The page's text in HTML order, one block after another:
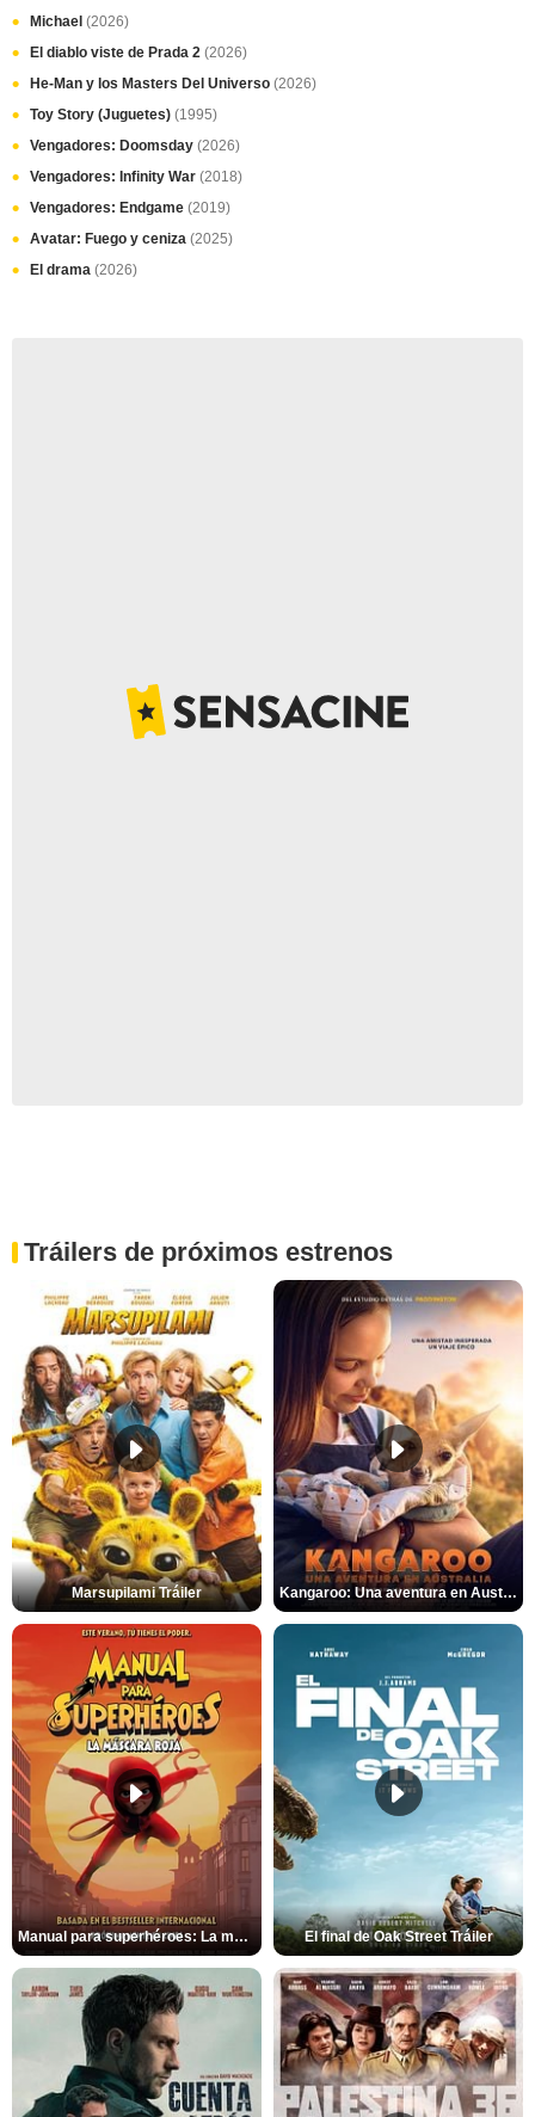
Michael (2026)
El diablo viste de Prada 2 (2026)
He-Man y los Masters Del Universo (2026)
Toy Story (Juguetes) (1995)
Vengadores: Doomsday (2026)
Vengadores: Infinity War (2018)
Vengadores: Endgame (2019)
Avatar: Fuego y ceniza (2025)
El drama (2026)
Tráilers de próximos estrenos
Marsupilami Tráiler Kangaroo: Una aventura en Australia Tráiler
Manual para superhéroes: La máscara roja Tráiler El final de Oak Street Tráiler